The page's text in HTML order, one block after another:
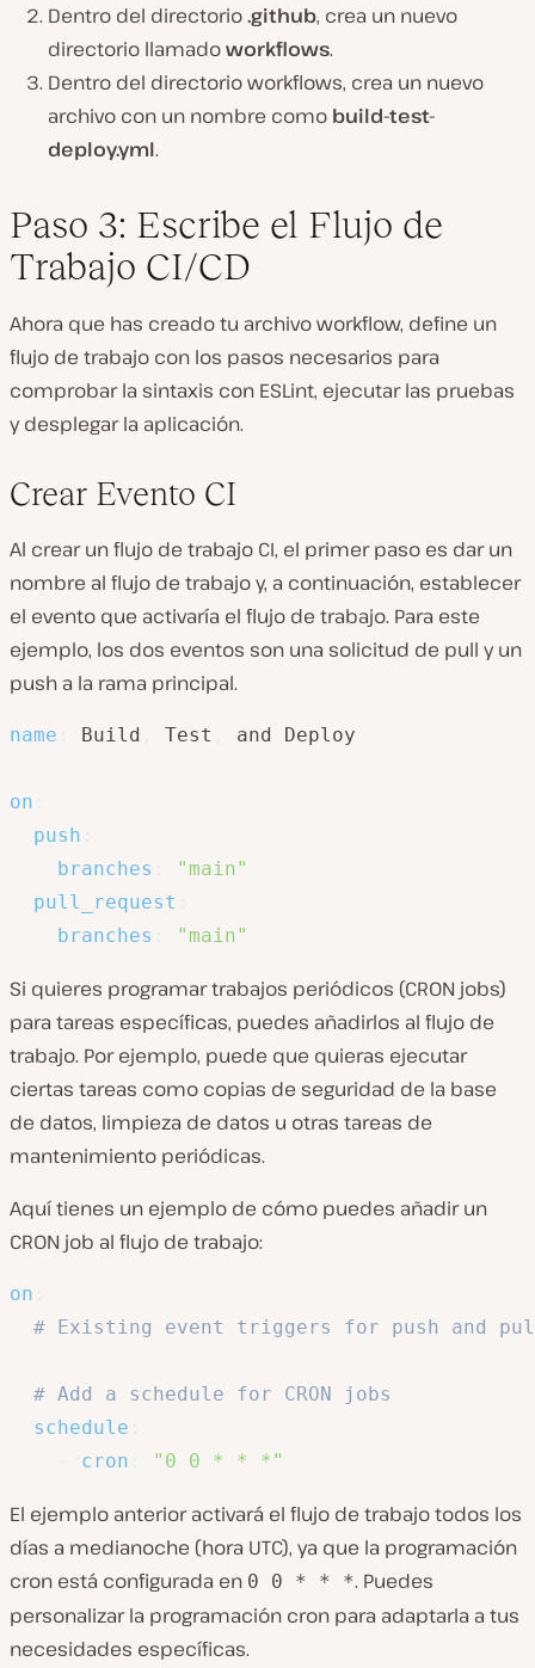
Dentro del directorio.github, crea un nuevo
directorio llamadoworkflows.
Dentro del directorio workflows, crea un nuevo
archivo con un nombre como build-test-
deploy.yml.
Paso 3: Escribe el Flujo de
Trabajo CI/CD
Ahora que has creado tu archivo workflow, define un
flujo de trabajo con los pasos necesarios para
comprobar la sintaxis con ESLint, ejecutar las pruebas
y desplegar la aplicación.
Crear Evento CI
Al crear un flujo de trabajo CI, el primer paso es dar un
nombre al flujo de trabajo y, a continuación, establecer
el evento que activaría el flujo de trabajo. Para este
ejemplo, los dos eventos son una solicitud de pull y un
push a la rama principal.
name Build Test and Deploy
on
push
branches
"main"
pull_request
branches
"main"
Si quieres programar trabajos periódicos (CRON jobs)
para tareas específicas, puedes añadirlos al flujo de
trabajo. Por ejemplo, puede que quieras ejecutar
ciertas tareas como copias de seguridad de la base
de datos, limpieza de datos u otras tareas de
mantenimiento periódicas.
Aquí tienes un ejemplo de cómo puedes añadir un
CRON job al flujo de trabajo:
on
# Existing event triggers for push and
# Add a schedule for CRON jobs
schedule
cron "0 0 * * *"
El ejemplo anterior activará el flujo de trabajo todos los
días a medianoche (hora UTC), ya que la programación
cron está configurada en 0 0 * * *. Puedes
personalizar la programación cron para adaptarla a tus
necesidades específicas.